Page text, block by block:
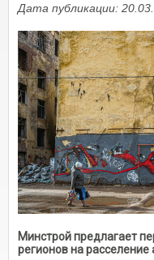
Дата публикации:
Минстрой предлагает
регионов на